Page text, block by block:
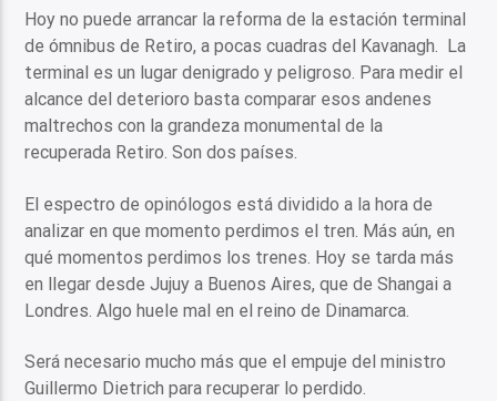
Hoy no puede arrancar la reforma de la estación terminal
de ómnibus de Retiro, a pocas cuadras del Kavanagh. La
terminal es un lugar denigrado y peligroso. Para medir el
alcance del deterioro basta comparar esos andenes
maltrechos con la grandeza monumental de la
recuperada Retiro. Son dos países.
El espectro de opinólogos está dividido a la hora de
analizar en que momento perdimos el tren. Más aún, en
qué momentos perdimos los trenes. Hoy se tarda más
en llegar desde Jujuy a Buenos Aires, que de Shangai a
Londres. Algo huele mal en el reino de Dinamarca.
Será necesario mucho más que el empuje del ministro
Guillermo Dietrich para recuperar lo perdido.